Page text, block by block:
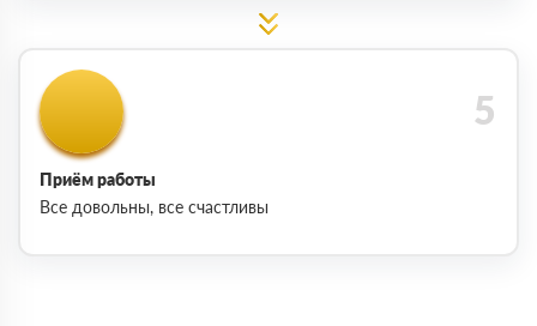
Приём работы
Все довольны, все счастливы